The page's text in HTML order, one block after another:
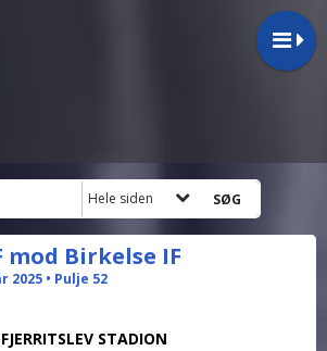
Hele siden
Birkelse IF
2025 • Pulje 52
FJERRITSLEV STADION